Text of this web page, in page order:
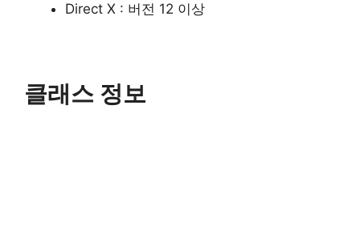
Direct X : 버전 12 이상
클래스 정보